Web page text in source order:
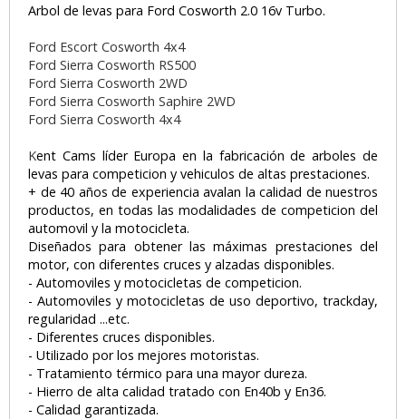
Arbol de levas para Ford Cosworth 2.0 16v Turbo.
Ford Escort Cosworth 4x4
Ford Sierra Cosworth RS500
Ford Sierra Cosworth 2WD
Ford Sierra Cosworth Saphire 2WD
Ford Sierra Cosworth 4x4
Kent Cams líder Europa en la fabricación de arboles de
levas para competicion y vehiculos de altas prestaciones.
+ de 40 años de experiencia avalan la calidad de nuestros
productos, en todas las modalidades de competicion del
automovil y la motocicleta.
Diseñados para obtener las máximas prestaciones del
motor, con diferentes cruces y alzadas disponibles.
- Automoviles y motocicletas de competicion.
- Automoviles y motocicletas de uso deportivo, trackday,
regularidad ...etc.
- Diferentes cruces disponibles.
- Utilizado por los mejores motoristas.
- Tratamiento térmico para una mayor dureza.
- Hierro de alta calidad tratado con En40b y En36.
- Calidad garantizada.